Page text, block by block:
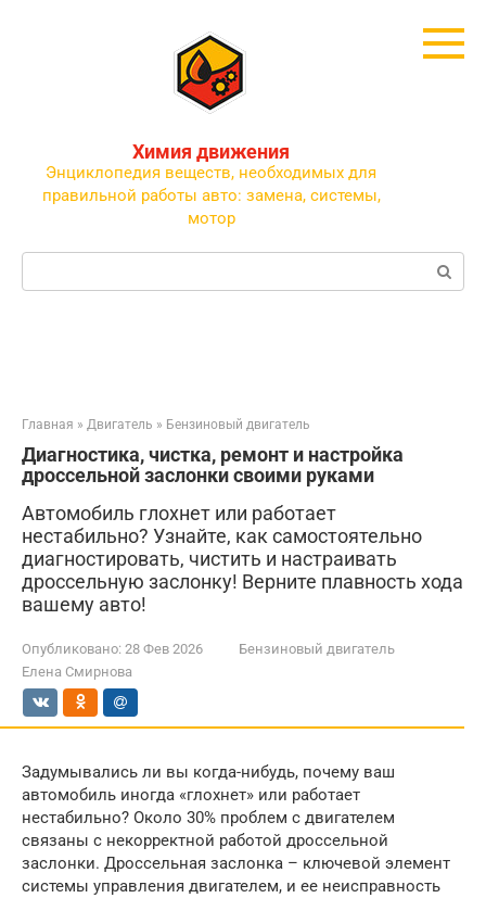
Химия движения
Энциклопедия веществ, необходимых для
правильной работы авто: замена, системы,
мотор
Поиск:
Главная » Двигатель » Бензиновый двигатель
Диагностика, чистка, ремонт и настройка
дроссельной заслонки своими руками
Автомобиль глохнет или работает
нестабильно? Узнайте, как самостоятельно
диагностировать, чистить и настраивать
дроссельную заслонку! Верните плавность хода
вашему авто!
Опубликовано: 28 Фев 2026
Бензиновый двигатель
Елена Смирнова
Задумывались ли вы когда-нибудь, почему ваш
автомобиль иногда «глохнет» или работает
нестабильно? Около 30% проблем с двигателем
связаны с некорректной работой дроссельной
заслонки. Дроссельная заслонка – ключевой элемент
системы управления двигателем, и ее неисправность